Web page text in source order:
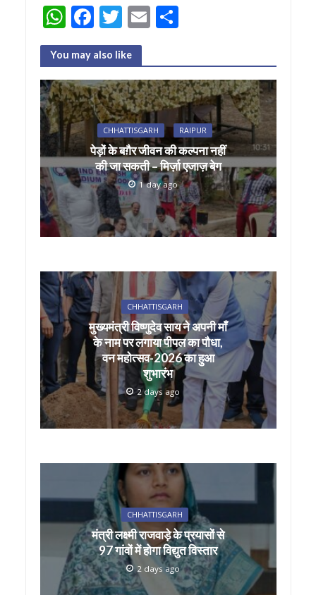
W
h
at
s
A
p
p
F
ac
e
b
o
o
k
T
w
itt
er
E
ai
l
S
ar
e
You may also like
CHHATTISGARH RAIPUR
पेड़ों के बग़ैर जीवन की कल्पना नहीं
की जा सकती – मिर्ज़ा एजाज़ बेग
1 day ago
CHHATTISGARH
मुख्यमंत्री विष्णुदेव साय ने अपनी माँ
के नाम पर लगाया पीपल का पौधा,
वन महोत्सव-2026 का हुआ
शुभारंभ
2 days ago
CHHATTISGARH
मंत्री लक्ष्मी राजवाड़े के प्रयासों से
97 गांवों में होगा विद्युत विस्तार
2 days ago